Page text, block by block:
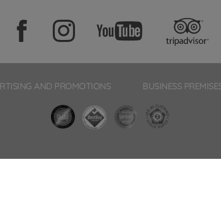
AND PROMOTIONS BUSINESS